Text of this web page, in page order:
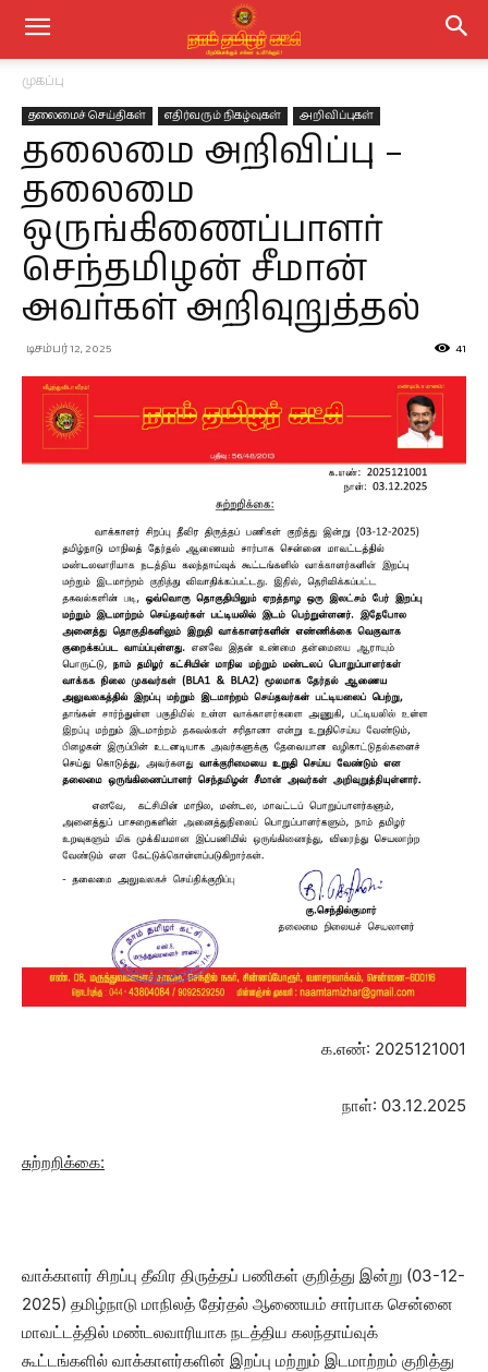
முகப்பு
தலைமைச் செய்திகள் எதிர்வரும் நிகழ்வுகள் அறிவிப்புகள்
தலைமை அறிவிப்பு –
தலைமை
ஒருங்கிணைப்பாளர்
செந்தமிழன் சீமான்
அவர்கள் அறிவுறுத்தல்
டிசம்பர் 12, 2025 41
க.எண்: 2025121001
நாள்: 03.12.2025
சுற்றறிக்கை:
வாக்காளர் சிறப்பு தீவிர திருத்தப் பணிகள் குறித்து இன்று (03-12-
2025) தமிழ்நாடு மாநிலத் தேர்தல் ஆணையம் சார்பாக சென்னை
மாவட்டத்தில் மண்டலவாரியாக நடத்திய கலந்தாய்வுக்
கூட்டங்களில் வாக்காளர்களின் இறப்பு மற்றும் இடமாற்றம் குறித்து